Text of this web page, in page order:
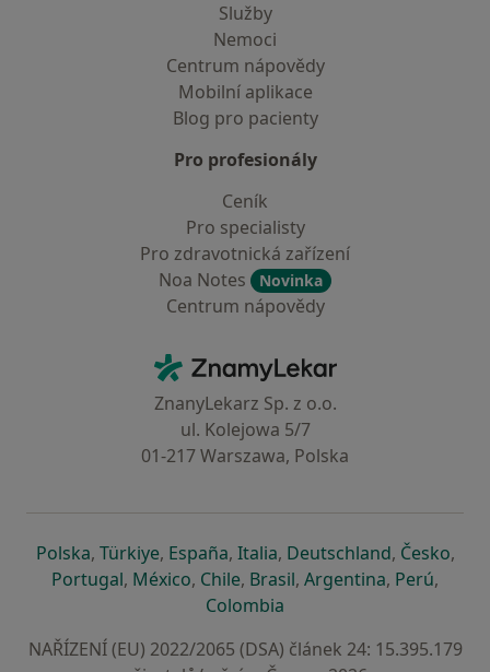
Služby
Nemoci
Centrum nápovědy
Mobilní aplikace
Blog pro pacienty
Pro profesionály
Ceník
Pro specialisty
Pro zdravotnická zařízení
Noa Notes
Novinka
Centrum nápovědy
ZnamyLekar - Hlavní stránka
ZnanyLekarz Sp. z o.o.
ul. Kolejowa 5/7
01-217 Warszawa, Polska
Polskase otevře v nové záložce
, Türkiyese otevře v nové záložce
, Españase otevře v nové záložce
, Italiase otevře v nové záložce
, Deutschlandse otevře v
, Českose
,
Portugalse otevře v nové záložce
, Méxicose otevře v nové záložce
, Chilese otevře v nové záložce
, Brasilse otevře v nové
, Argentinase otevře v
, Perúse
,
Colombia
NAŘÍZENÍ (EU) 2022/2065 (DSA) článek 24: 15.395.179